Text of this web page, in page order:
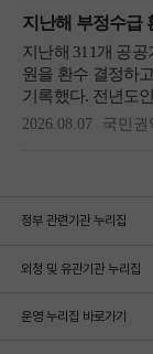
정부 관련기관 누리집
외청 및 유관기관 누리집
운영 누리집 바로가기